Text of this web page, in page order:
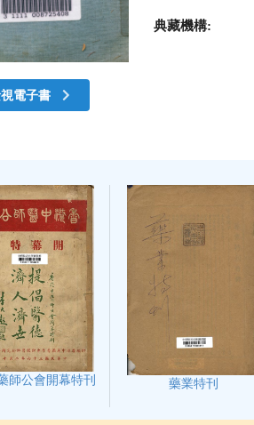
電子書
典藏機構:
師公會開幕特刊 藥業特刊